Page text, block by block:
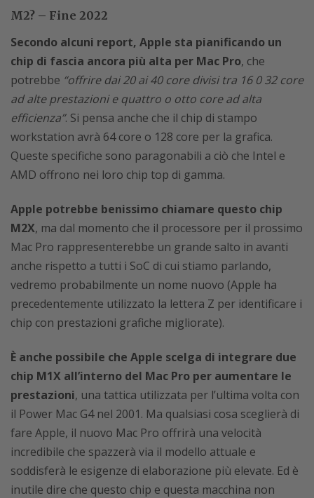
M2? – Fine 2022
Secondo alcuni report, Apple sta pianificando un
chip di fascia ancora più alta per Mac Pro, che
potrebbe “offrire dai 20 ai 40 core divisi tra 16 0 32 core
ad alte prestazioni e quattro o otto core ad alta
efficienza”. Si pensa anche che il chip di stampo
workstation avrà 64 core o 128 core per la grafica.
Queste specifiche sono paragonabili a ciò che Intel e
AMD offrono nei loro chip top di gamma.
Apple potrebbe benissimo chiamare questo chip
M2X, ma dal momento che il processore per il prossimo
Mac Pro rappresenterebbe un grande salto in avanti
anche rispetto a tutti i SoC di cui stiamo parlando,
vedremo probabilmente un nome nuovo (Apple ha
precedentemente utilizzato la lettera Z per identificare i
chip con prestazioni grafiche migliorate).
È anche possibile che Apple scelga di integrare due
chip M1X all’interno del Mac Pro per aumentare le
prestazioni, una tattica utilizzata per l’ultima volta con
il Power Mac G4 nel 2001. Ma qualsiasi cosa sceglierà di
fare Apple, il nuovo Mac Pro offrirà una velocità
incredibile che spazzerà via il modello attuale e
soddisferà le esigenze di elaborazione più elevate. Ed è
inutile dire che questo chip e questa macchina non